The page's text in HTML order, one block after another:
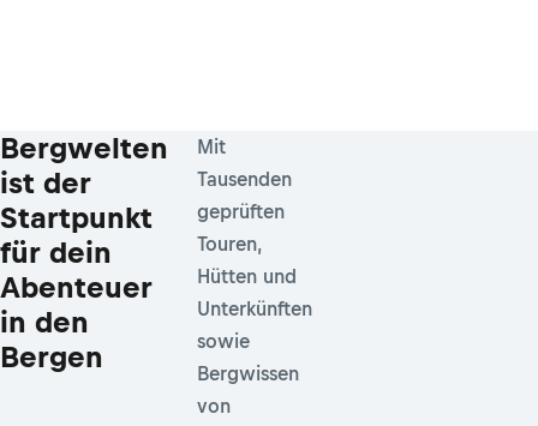
Bergwelten
ist der
Startpunkt
für dein
Abenteuer
in den
Bergen
Mit
Tausenden
geprüften
Touren,
Hütten und
Unterkünften
sowie
Bergwissen
von